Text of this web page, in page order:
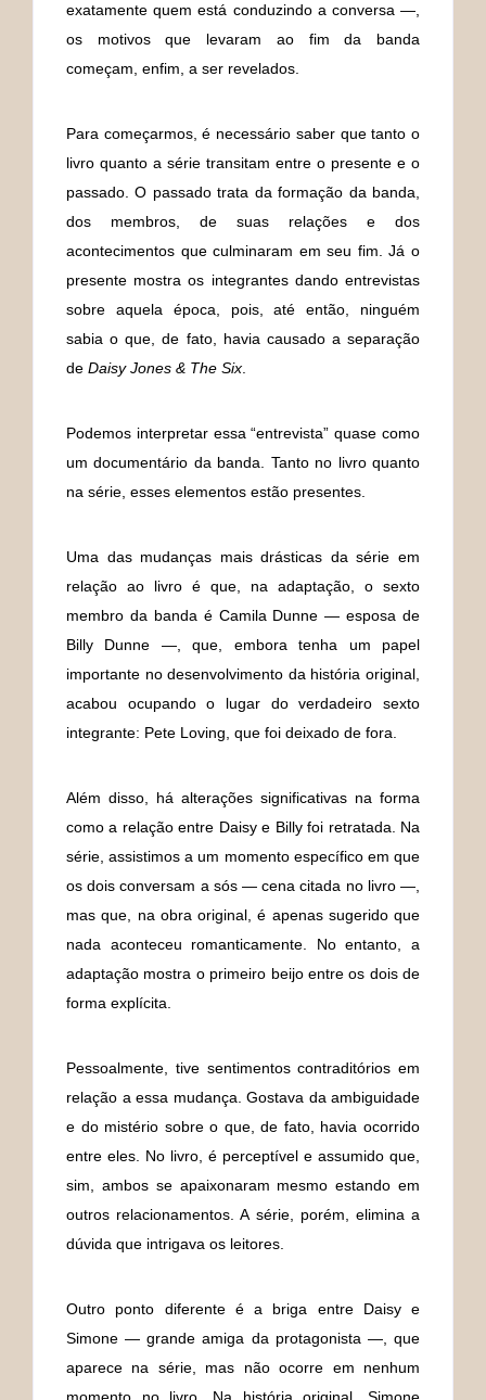
exatamente quem está conduzindo a conversa —,
os motivos que levaram ao fim da banda
começam, enfim, a ser revelados.
Para começarmos, é necessário saber que tanto o
livro quanto a série transitam entre o presente e o
passado. O passado trata da formação da banda,
dos membros, de suas relações e dos
acontecimentos que culminaram em seu fim. Já o
presente mostra os integrantes dando entrevistas
sobre aquela época, pois, até então, ninguém
sabia o que, de fato, havia causado a separação
de Daisy Jones & The Six
Podemos interpretar essa “entrevista” quase como
um documentário da banda. Tanto no livro quanto
na série, esses elementos estão presentes.
Uma das mudanças mais drásticas da série em
relação ao livro é que, na adaptação, o sexto
membro da banda é Camila Dunne — esposa de
Billy Dunne —, que, embora tenha um papel
importante no desenvolvimento da história original,
acabou ocupando o lugar do verdadeiro sexto
integrante: Pete Loving, que foi deixado de fora.
Além disso, há alterações significativas na forma
como a relação entre Daisy e Billy foi retratada. Na
série, assistimos a um momento específico em que
os dois conversam a sós — cena citada no livro —,
mas que, na obra original, é apenas sugerido que
nada aconteceu romanticamente. No entanto, a
adaptação mostra o primeiro beijo entre os dois de
forma explícita.
Pessoalmente, tive sentimentos contraditórios em
relação a essa mudança. Gostava da ambiguidade
e do mistério sobre o que, de fato, havia ocorrido
entre eles. No livro, é perceptível e assumido que,
sim, ambos se apaixonaram mesmo estando em
outros relacionamentos. A série, porém, elimina a
dúvida que intrigava os leitores.
Outro ponto diferente é a briga entre Daisy e
Simone — grande amiga da protagonista —, que
aparece na série, mas não ocorre em nenhum